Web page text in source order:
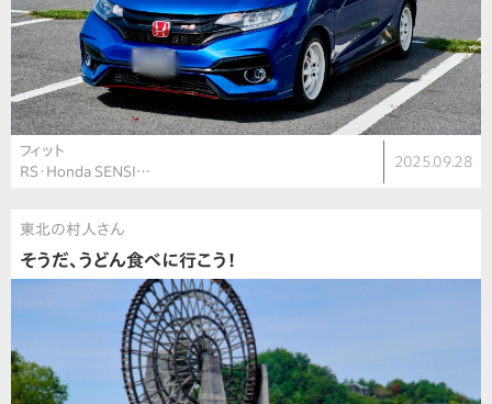
フィット
RS・Honda SENSI…
2025.09.28
東北の村人さん
そうだ、うどん食べに行こう！